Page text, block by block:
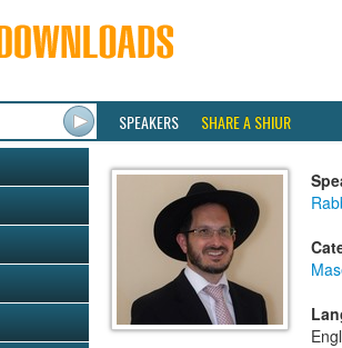
SPEAKERS SHARE A SHIUR